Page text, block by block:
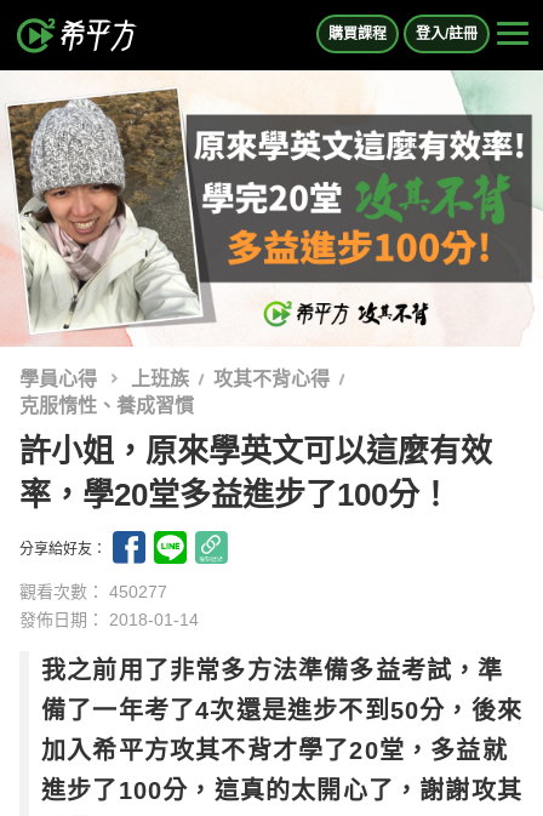
購買課程 登入/註冊
學員心得 上班族
攻其不背心得
克服惰性、養成習慣
許小姐，原來學英文可以這麼有效
率，學20堂多益進步了100分！
分享給好友：
觀看次數： 450277
發佈日期： 2018-01-14
我之前用了非常多方法準備多益考試，準
備了一年考了4次還是進步不到50分，後來
加入希平方攻其不背才學了20堂，多益就
進步了100分，這真的太開心了，謝謝攻其